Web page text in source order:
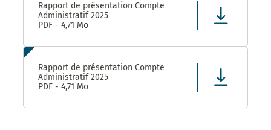
Rapport de présentation Compte
Administratif 2025
PDF - 4,71 Mo
Rapport de présentation Compte
Administratif 2025
PDF - 4,71 Mo